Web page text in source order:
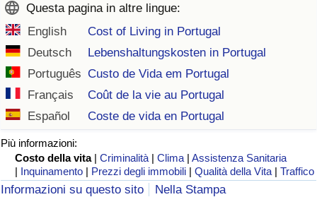
Questa pagina in altre lingue:
English
Cost of Living in Portugal
Deutsch
Lebenshaltungskosten in Portugal
Português Custo de Vida em Portugal
Français
Coût de la vie au Portugal
Español
Coste de vida en Portugal
Più informazioni:
Costo della vita |Criminalità |Clima |Assistenza Sanitaria
| Inquinamento | Prezzi degli immobili |Qualità della Vita |Traffico
Informazioni su questo sito Nella Stampa